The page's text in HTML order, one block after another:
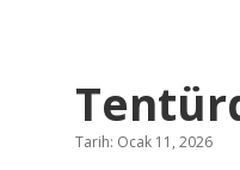
Tarih: Ocak 11, 2026